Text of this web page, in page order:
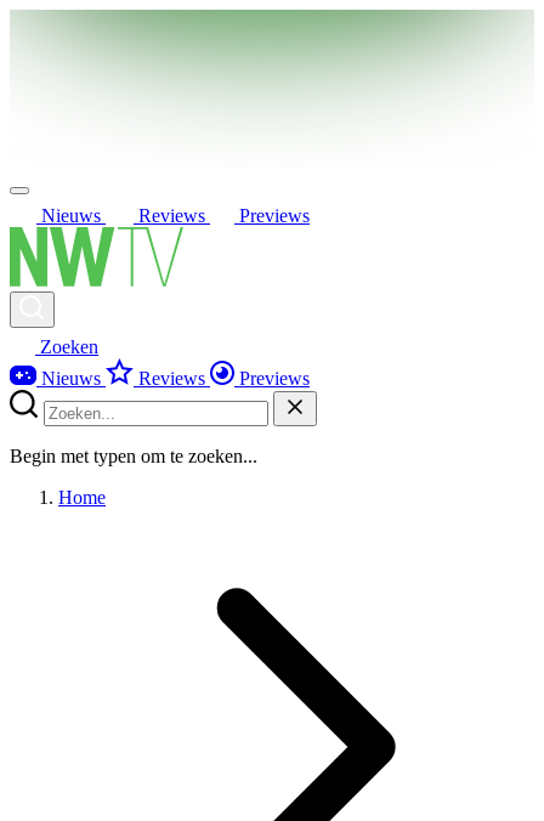
Nieuws Reviews Previews
Zoeken
Nieuws
Reviews Previews
Begin met typen om te zoeken...
Home